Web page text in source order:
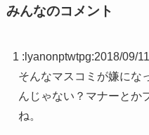
みんなのコメント
1 : lyanonptwtpg:2018/09/
そんなマスコミが嫌にな
んじゃない？マナーとか
ね。